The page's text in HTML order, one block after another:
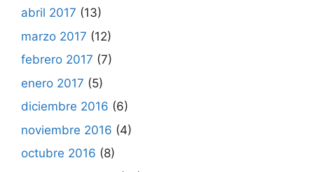
abril 2017 (13)
marzo 2017 (12)
febrero 2017 (7)
enero 2017 (5)
diciembre 2016 (6)
noviembre 2016 (4)
octubre 2016 (8)